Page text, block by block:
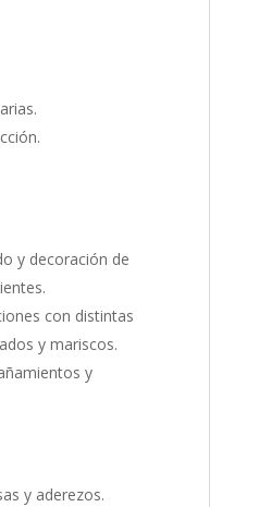
y decoración de
con distintas
y mariscos.
y
y aderezos.